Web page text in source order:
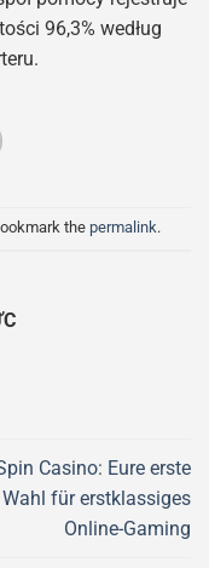
96,3% według
the permalink.
Casino: Eure erste
Wahl für erstklassiges
Online-Gaming